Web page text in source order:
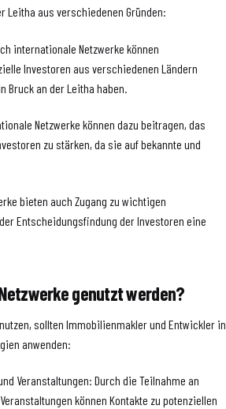
Leitha aus verschiedenen Gründen:
internationale Netzwerke können
Investoren aus verschiedenen Ländern
an der Leitha haben.
Netzwerke können dazu beitragen, das
zu stärken, da sie auf bekannte und
bieten auch Zugang zu wichtigen
Entscheidungsfindung der Investoren eine
genutzt werden?
sollten Immobilienmakler und Entwickler in
anwenden:
Veranstaltungen: Durch die Teilnahme an
können Kontakte zu potenziellen